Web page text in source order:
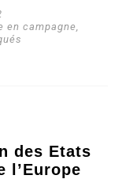
en campagne
des Etats
l’Europe